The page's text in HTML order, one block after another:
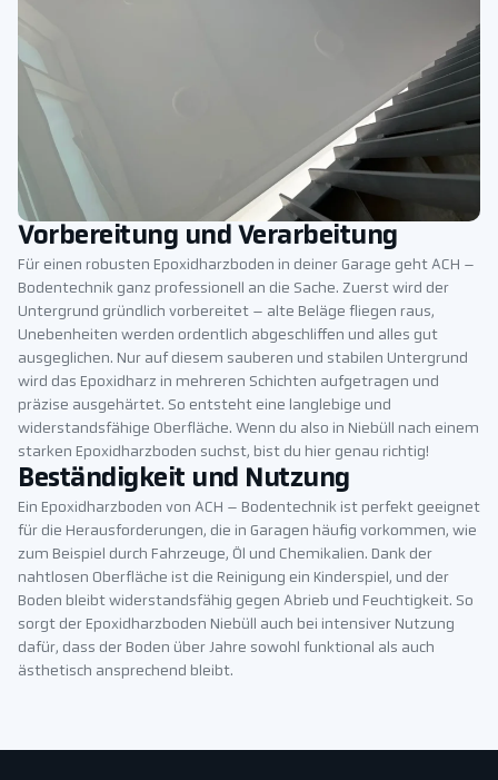
Vorbereitung und Verarbeitung
Für einen robusten Epoxidharzboden in deiner Garage geht ACH –
Bodentechnik ganz professionell an die Sache. Zuerst wird der
Untergrund gründlich vorbereitet – alte Beläge fliegen raus,
Unebenheiten werden ordentlich abgeschliffen und alles gut
ausgeglichen. Nur auf diesem sauberen und stabilen Untergrund
wird das Epoxidharz in mehreren Schichten aufgetragen und
präzise ausgehärtet. So entsteht eine langlebige und
widerstandsfähige Oberfläche. Wenn du also in Niebüll nach einem
starken Epoxidharzboden suchst, bist du hier genau richtig!
Beständigkeit und Nutzung
Ein Epoxidharzboden von ACH – Bodentechnik ist perfekt geeignet
für die Herausforderungen, die in Garagen häufig vorkommen, wie
zum Beispiel durch Fahrzeuge, Öl und Chemikalien. Dank der
nahtlosen Oberfläche ist die Reinigung ein Kinderspiel, und der
Boden bleibt widerstandsfähig gegen Abrieb und Feuchtigkeit. So
sorgt der Epoxidharzboden Niebüll auch bei intensiver Nutzung
dafür, dass der Boden über Jahre sowohl funktional als auch
ästhetisch ansprechend bleibt.